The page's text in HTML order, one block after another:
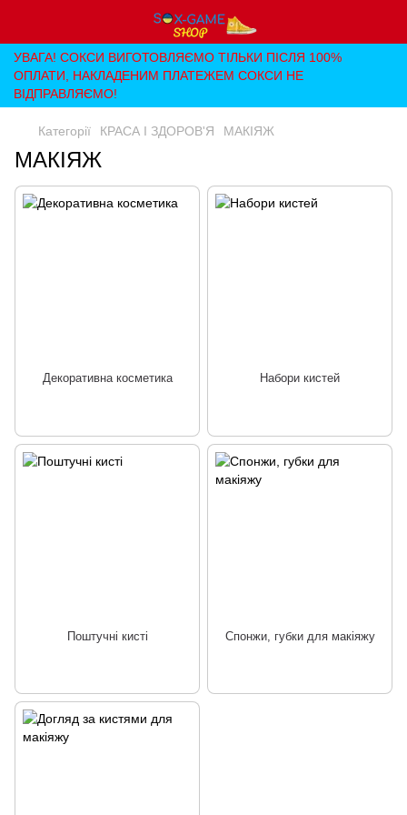
УВАГА! СОКСИ ВИГОТОВЛЯЄМО ТІЛЬКИ ПІСЛЯ 100%
ОПЛАТИ, НАКЛАДЕНИМ ПЛАТЕЖЕМ СОКСИ НЕ
ВІДПРАВЛЯЄМО!
Категорії КРАСА І ЗДОРОВ'Я МАКІЯЖ
МАКІЯЖ
Декоративна косметика Набори кистей
Поштучні кисті Спонжи, губки для макіяжу